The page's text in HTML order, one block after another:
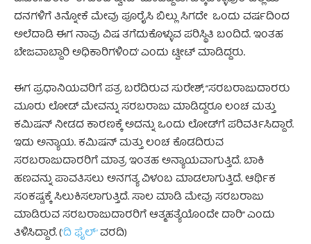
ದನಗಳಿಗೆ ತಿನ್ನೋಕೆ ಮೇವು ಪೂರೈಸಿ ಬಿಲ್ಲು ಸಿಗದೇ ಒಂದು ವರ್ಷದಿಂದ
ಅಲೆದಾಡಿ ಈಗ ನಾವು ವಿಷ ತಗೆದುಕೊಳ್ಳುವ ಪರಿಸ್ಥಿತಿ ಬಂದಿದೆ. ಇಂತಹ
ಬೇಜವಾಬ್ದಾರಿ ಅಧಿಕಾರಿಗಳಿಂದ’ ಎಂದು ಟ್ವೀಟ್ ಮಾಡಿದ್ದರು.
ಈಗ ಪ್ರಧಾನಿಯವರಿಗೆ ಪತ್ರ ಬರೆದಿರುವ ಸುರೇಶ್‌, “ಸರಬರಾಜುದಾರರು
ಮೂರು ಲೋಡ್‌ ಮೇವನ್ನು ಸರಬರಾಜು ಮಾಡಿದ್ದರೂ ಲಂಚ ಮತ್ತು
ಕಮಿಷನ್ ನೀಡದ ಕಾರಣಕ್ಕೆ ಅದನ್ನು ಒಂದು ಲೋಡ್‌ಗೆ ಪರಿವರ್ತಿಸಿದ್ದಾರೆ.
ಇದು ಅನ್ಯಾಯ. ಕಮಿಷನ್ ಮತ್ತು ಲಂಚ ಕೊಡದಿರುವ
ಸರಬರಾಜುದಾರರಿಗೆ ಮಾತ್ರ ಇಂತಹ ಅನ್ಯಾಯವಾಗುತ್ತಿದೆ. ಬಾಕಿ
ಹಣವನ್ನು ಪಾವತಿಸಲು ಅನಗತ್ಯ ವಿಳಂಬ ಮಾಡಲಾಗುತ್ತಿದೆ. ಆರ್ಥಿಕ
ಸಂಕಷ್ಟಕ್ಕೆ ಸಿಲುಕಿಸಲಾಗುತ್ತಿದೆ. ಸಾಲ ಮಾಡಿ ಮೇವು ಸರಬರಾಜು
ಮಾಡಿರುವ ಸರಬರಾಜುದಾರರಿಗೆ ಆತ್ಮಹತ್ಯೆಯೊಂದೇ ದಾರಿ” ಎಂದು
ತಿಳಿಸಿದ್ದಾರೆ. (‘ದಿ ಫೈಲ್’ವರದಿ)